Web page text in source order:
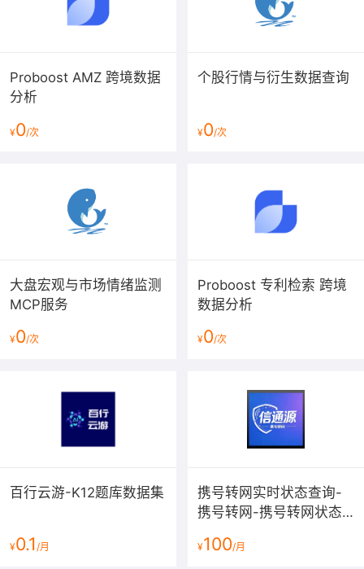
Proboost AMZ 跨境数据
分析
¥0/次
个股行情与衍生数据查询
¥0/次
大盘宏观与市场情绪监测
MCP服务
¥0/次
Proboost 专利检索 跨境
数据分析
¥0/次
百行云游-K12题库数据集
¥0.1/月
携号转网实时状态查询-
携号转网-携号转网状态
运营商归属查询-手机携
¥100/月